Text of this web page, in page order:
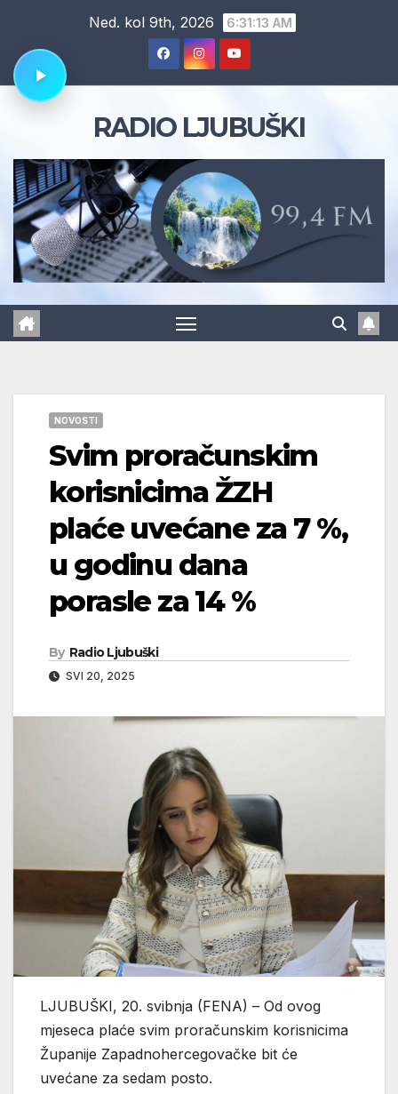
content
Ned. kol 9th, 2026 6:31:14 AM
RADIO LJUBUŠKI
NOVOSTI
Svim proračunskim
korisnicima ŽZH
plaće uvećane za 7 %,
u godinu dana
porasle za 14 %
By Radio Ljubuški
SVI 20, 2025
LJUBUŠKI, 20. svibnja (FENA) – Od ovog
mjeseca plaće svim proračunskim korisnicima
Županije Zapadnohercegovačke bit će
uvećane za sedam posto.